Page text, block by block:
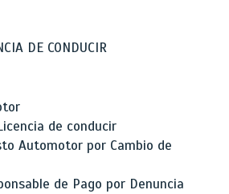
DE CONDUCIR
de conducir
Automotor por Cambio de
de Pago por Denuncia